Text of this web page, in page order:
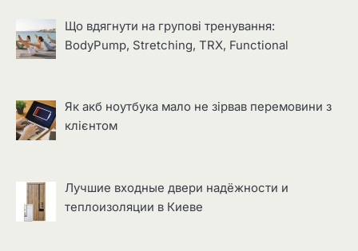
Що вдягнути на групові тренування:
BodyPump, Stretching, TRX, Functional
Як акб ноутбука мало не зірвав перемовини з
клієнтом
Лучшие входные двери надёжности и
теплоизоляции в Киеве